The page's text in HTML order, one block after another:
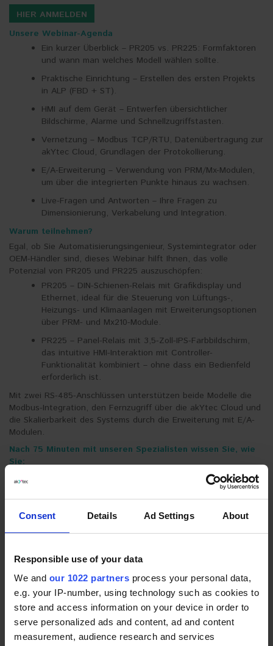
Consent Details Ad Settings About
Responsible use of your data
We and our 1022 partners process your personal data,
e.g. your IP-number, using technology such as cookies to
store and access information on your device in order to
serve personalized ads and content, ad and content
measurement, audience research and services
HIER ANMELDEN
Unsere Webinar-Agenda
Ein kurzer Überblick – PR205 vs. PR225: Formfaktoren
und wann man welches Modell wählen sollte.
Praktische Einrichtung – Erstellen des ersten Projekts
in ALP (FBD + ST).
HMI auf dem Gerät – Entwerfen übersichtlicher
Bildschirme, Alarme und Schnellzugriffstasten.
Vernetzung – Modbus TCP/RTU, Datenübertragung zur
akYtec Cloud, Grundlagen der Protokollierung.
E/A-Erweiterung – Verwendung von PRM/Mx-Modulen,
um über die integrierten Punkte hinaus zu wachsen.
Live-Fragen und Antworten – Ihre Fragen zu
Dimensionierung, Verkabelung und Integration.
Warum teilnehmen?
Egal, ob Sie Automatisierungsingenieur, Systemintegrator oder
OEM-Händler sind, dieses Webinar hilft Ihnen, das volle
Potenzial von PR205 und PR225 auszuschöpfen:
PR205 – DIN-Schienen-Relais mit Grafikdisplay und
Ethernet, ideal für die Steuerung von Lüftungs-,
Heizungs- und Klimaanlagen mit Erweiterungsoptionen
über PRM- und Mx210-Module.
PR225 – Panel-Relais mit 3,5-Zoll-IPS-Farbbildschirm,
das intuitive HMI-Interaktion mit Controller-
Funktionalität kombiniert – ohne dass ein Bedienfeld
erforderlich ist.
Mit zwei RS-485-Anschlüssen unterstützen beide Modelle die
Modbus-Integration, den Fernzugriff über die akYtec Cloud und
die Skalierbarkeit des Systems durch die Erweiterung mit E/A-
Modulen.
Nach 75 Minuten mit unseren Spezialisten wissen Sie, wie
Sie:
Systemanforderungen zwischen PR205 und PR225
wählen
Automatisierungsalgorithmen in ALP schnell und
effizient konfigurieren und einsetzen
Überwachung skalieren
Veraltete Bedienfelder durch moderne, integrierte
Lösungen ersetzen